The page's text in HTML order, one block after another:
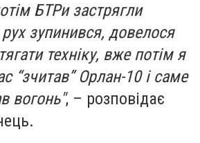
БТРи застрягли
зупинився, довелося
техніку, вже потім я
“зчитав” Орлан-10 і саме
вогонь", – розповідає